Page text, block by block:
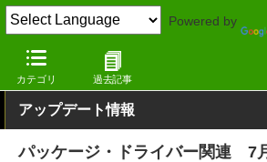
Powered by
カテゴリ 過去記事
窓の杜 その他の話題 アッ
アップデート情報
パッケージ・ドライバー関連 7